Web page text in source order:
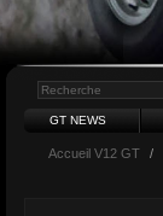
GT NEWS
Accueil V12 GT /